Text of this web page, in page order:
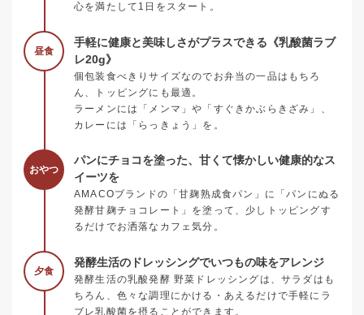
心を満たして1日をスタート。
昼食
手軽に健康と美味しさがプラスできる《乳酸菌ラブ
レ20g》
個包装食べきりサイズなのでお弁当の一品はもちろ
ん、トッピングにも最適。
ラーメンには「メンマ」や「すぐきかぶらきざみ」、
カレーには「らっきょう」を。
おやつ
パンにチョコを塗った、甘くて懐かしい健康的なス
イーツを
AMACOブランドの「甘麹熟成食パン」に「パンにぬる
発酵甘麹チョコレート」を塗って、少しトッピングす
るだけでお洒落なカフェ気分。
夕食
発酵生活のドレッシングでいつもの味をアレンジ
発酵生活の乳酸発酵 野菜ドレッシングは、サラダはも
ちろん、色々な調理にかける・あえるだけで手軽にラ
ブレ乳酸菌を摂ることができます。